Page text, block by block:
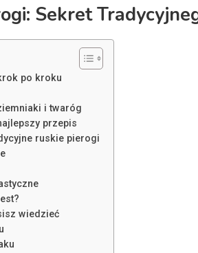
Sekret
po kroku
i twaróg
przepis
ruskie pierogi
wiedzieć